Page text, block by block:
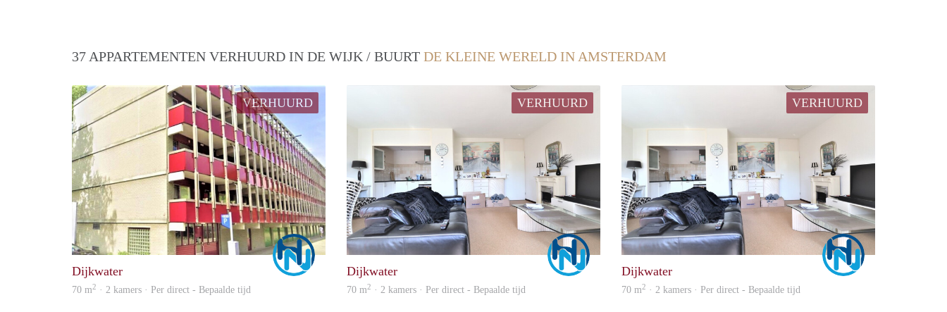
37 APPARTEMENTEN VERHUURD IN DE WIJK / BUURT DE KLEINE WERELD IN AMSTERDAM
VERHUURD
Marco
Dijkwater
70 m2 · 2 kamers · Per direct - Bepaalde tijd
VERHUURD
Marco
Dijkwater
70 m2 · 2 kamers · Per direct - Bepaalde tijd
VERHUURD
Marco
Dijkwater
70 m2 · 2 kamers · Per direct - Bepaalde tijd